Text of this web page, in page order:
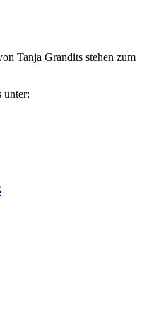
Tanja Grandits stehen zum
unter: